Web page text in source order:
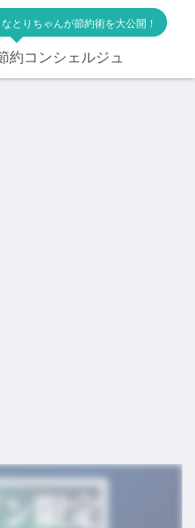
とりちゃんが節約術を大公開！
約コンシェルジュ